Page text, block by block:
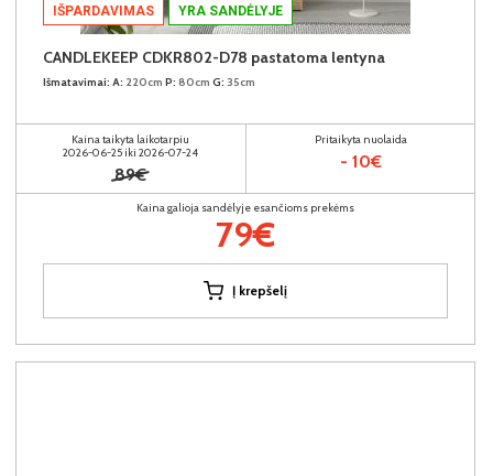
IŠPARDAVIMAS YRA SANDĖLYJE
CANDLEKEEP CDKR802-D78 pastatoma lentyna
Išmatavimai: A: 220cm P: 80cm G: 35cm
Kaina taikyta laikotarpiu
2026-06-25 iki 2026-07-24
89€
Pritaikyta nuolaida
- 10€
Kaina galioja sandėlyje esančioms prekėms
79€
Į krepšelį